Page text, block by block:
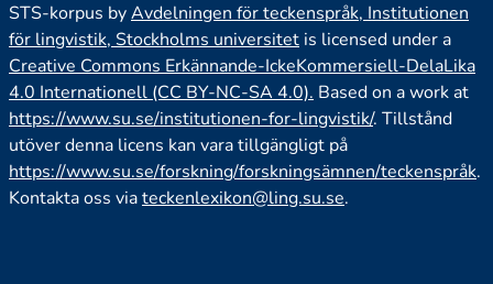
STS-korpus byAvdelningen för teckenspråk, Institutionen
för lingvistik, Stockholms universitet is licensed under a
Creative Commons Erkännande-IckeKommersiell-DelaLika
4.0 Internationell (CC BY-NC-SA 4.0). Based on a work at
https://www.su.se/institutionen-for-lingvistik/. Tillstånd
utöver denna licens kan vara tillgängligt på
https://www.su.se/forskning/forskningsämnen/teckenspråk.
Kontakta oss viateckenlexikon@ling.su.se.